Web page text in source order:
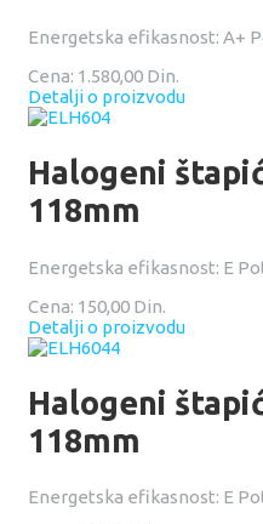
Energetska efikasnost: A+
Cena: 1.580,00 Din.
Detalji o proizvodu
Halogeni
118mm
Energetska efikasnost: E
Cena: 150,00 Din.
Detalji o proizvodu
Halogeni
118mm
Energetska efikasnost: E